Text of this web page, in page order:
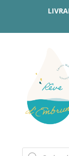
Recherche